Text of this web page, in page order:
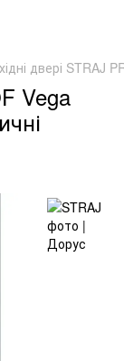
двері STRAJ
Vega